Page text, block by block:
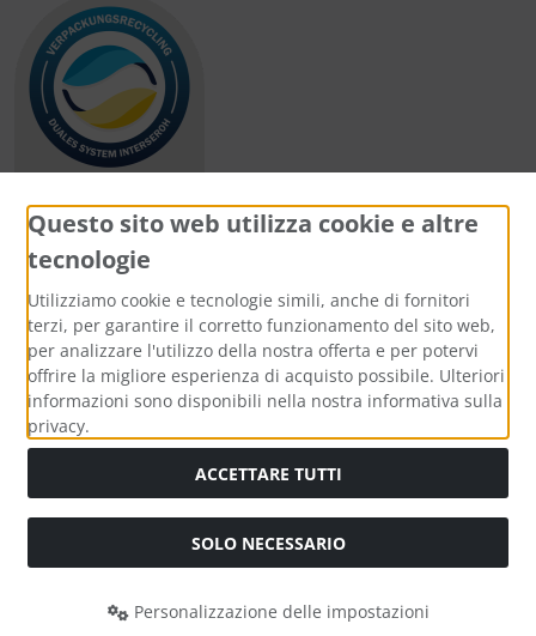
Metodi di pagamento
Media sociali
Modulo di recesso
Questo sito web utilizza cookie e altre
tecnologie
Utilizziamo cookie e tecnologie simili, anche di fornitori
terzi, per garantire il corretto funzionamento del sito web,
per analizzare l'utilizzo della nostra offerta e per potervi
offrire la migliore esperienza di acquisto possibile. Ulteriori
informazioni sono disponibili nella nostra informativa sulla
privacy.
ACCETTARE TUTTI
SOLO NECESSARIO
Personalizzazione delle impostazioni